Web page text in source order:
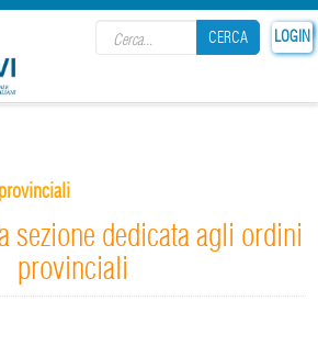
LOGIN
CERCA
sezione dedicata agli ordini
provinciali